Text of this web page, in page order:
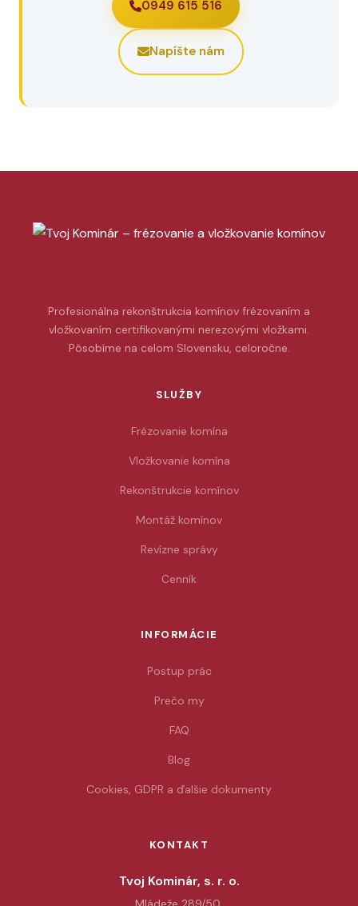
0949 615 516
Napíšte nám
Profesionálna rekonštrukcia komínov frézovaním a
vložkovaním certifikovanými nerezovými vložkami.
Pôsobíme na celom Slovensku, celoročne.
SLUŽBY
Frézovanie komína
Vložkovanie komína
Rekonštrukcie komínov
Montáž komínov
Revízne správy
Cenník
INFORMÁCIE
Postup prác
Prečo my
FAQ
Blog
Cookies, GDPR a ďalšie dokumenty
KONTAKT
Tvoj Kominár, s. r. o.